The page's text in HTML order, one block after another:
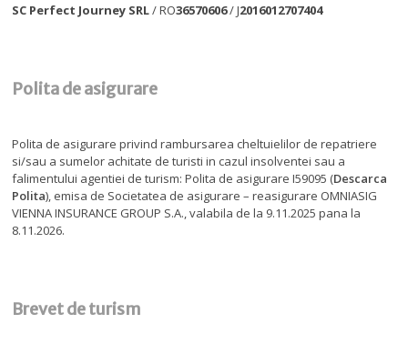
SC Perfect Journey SRL/ RO36570606/ J2016012707404
Polita de asigurare
Polita de asigurare privind rambursarea cheltuielilor de repatriere
si/sau a sumelor achitate de turisti in cazul insolventei sau a
falimentului agentiei de turism: Polita de asigurare I59095 (Descarca
Polita), emisa de Societatea de asigurare – reasigurare OMNIASIG
VIENNA INSURANCE GROUP S.A., valabila de la 9.11.2025 pana la
8.11.2026.
Brevet de turism